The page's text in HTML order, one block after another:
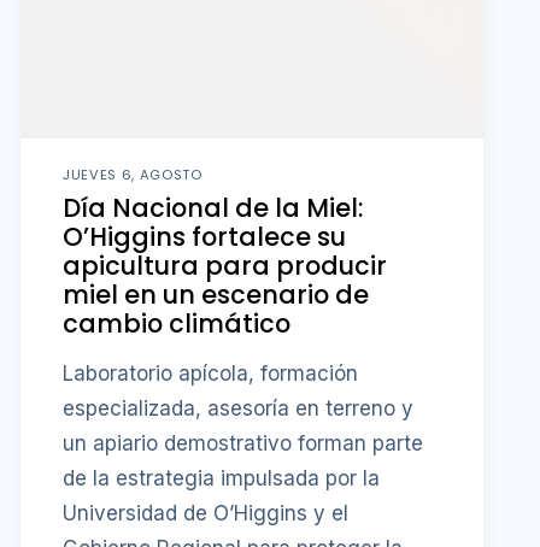
JUEVES 6, AGOSTO
Día Nacional de la Miel:
O’Higgins fortalece su
apicultura para producir
miel en un escenario de
cambio climático
Laboratorio apícola, formación
especializada, asesoría en terreno y
un apiario demostrativo forman parte
de la estrategia impulsada por la
Universidad de O’Higgins y el